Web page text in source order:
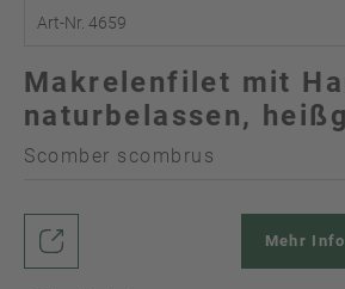
Art-Nr. 4659
Makrelenfilet mit
naturbelassen,
Scomber scombrus
Mehr